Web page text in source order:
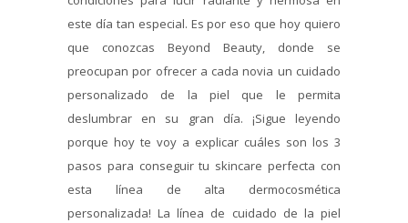
este día tan especial. Es por eso que hoy quiero
que conozcas Beyond Beauty, donde se
preocupan por ofrecer a cada novia un cuidado
personalizado de la piel que le permita
deslumbrar en su gran día. ¡Sigue leyendo
porque hoy te voy a explicar cuáles son los 3
pasos para conseguir tu skincare perfecta con
esta línea de alta dermocosmética
personalizada! La línea de cuidado de la piel